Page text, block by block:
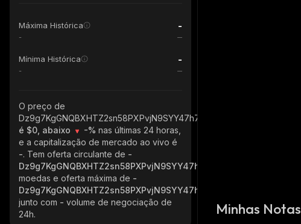
Máxima Histórica -
-
Mínima Histórica -
-
O preço de
Dz9g7KgGNQBXHTZ2sn58PXPvjN9SYY47h74oz1aF3Msm_solana
é $0, abaixo
-% nas últimas 24 horas,
e a capitalização de mercado ao vivo é
-. Tem oferta circulante de -
Dz9g7KgGNQBXHTZ2sn58PXPvjN9SYY47h74oz1aF3Msm_solana
moedas e oferta máxima de -
Dz9g7KgGNQBXHTZ2sn58PXPvjN9SYY47h74oz1aF3Msm_solana
junto com - volume de negociação de
24h.
Minhas Notas